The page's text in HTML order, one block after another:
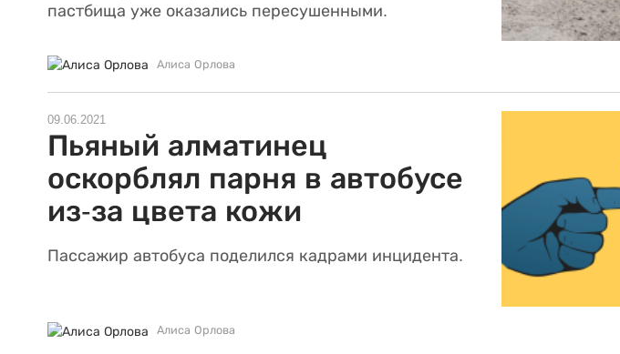
пастбища уже оказались пересушенными.
Алиса Орлова
09.06.2021
Пьяный алматинец
оскорблял парня в автобусе
из-за цвета кожи
Пассажир автобуса поделился кадрами инцидента.
Алиса Орлова